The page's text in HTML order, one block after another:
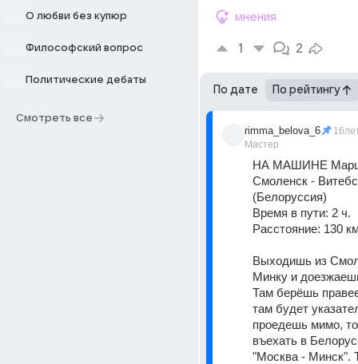
О любви без купюр
Философский вопрос
Политические дебаты
Смотреть все
мнения
1 2
По дате По рейтингу
rimma_belova_6
Мастер
НА МАШИНЕ
Смоленск -
(Белоруссия)
Время в пути: 2 ч.
Расстояние: 130
Выходишь из
Минку и
Там берёшь
там будет
проедешь мимо,
въехать в
"Москва - Минск".